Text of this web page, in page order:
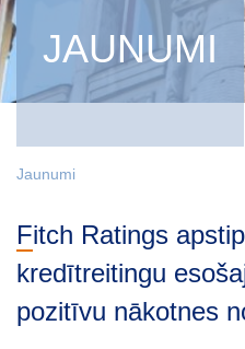
JAUNUMI
Jaunumi
Fitch Ratings apstiprina Latvijas
kredītreitingu
pozitīvu nākotnes